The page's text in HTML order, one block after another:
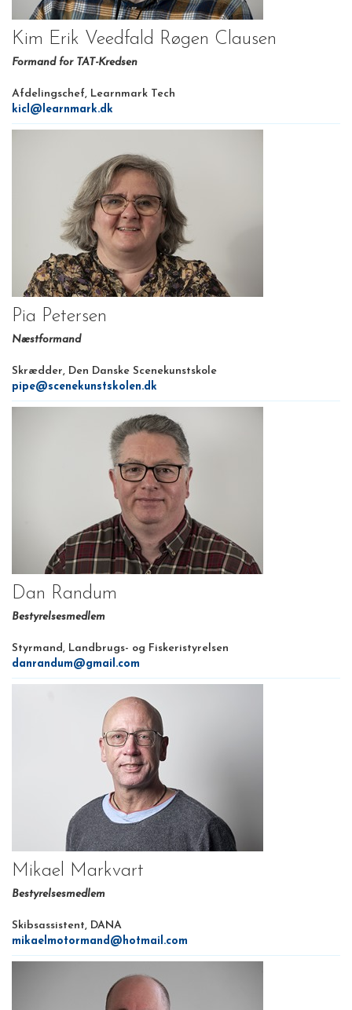
Kim Erik Veedfald Røgen Clausen
Formand for TAT-Kredsen
Afdelingschef, Learnmark Tech
kicl@learnmark.dk
Pia Petersen
Næstformand
Skrædder, Den Danske Scenekunstskole
pipe@scenekunstskolen.dk
Dan Randum
Bestyrelsesmedlem
Styrmand, Landbrugs- og Fiskeristyrelsen
danrandum@gmail.com
Mikael Markvart
Bestyrelsesmedlem
Skibsassistent, DANA
mikaelmotormand@hotmail.com